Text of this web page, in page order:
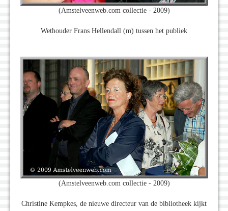
(Amstelveenweb.com collectie - 2009)
Wethouder Frans Hellendall (m) tussen het publiek
(Amstelveenweb.com collectie - 2009)
Christine Kempkes, de nieuwe directeur van de bibliotheek kijkt